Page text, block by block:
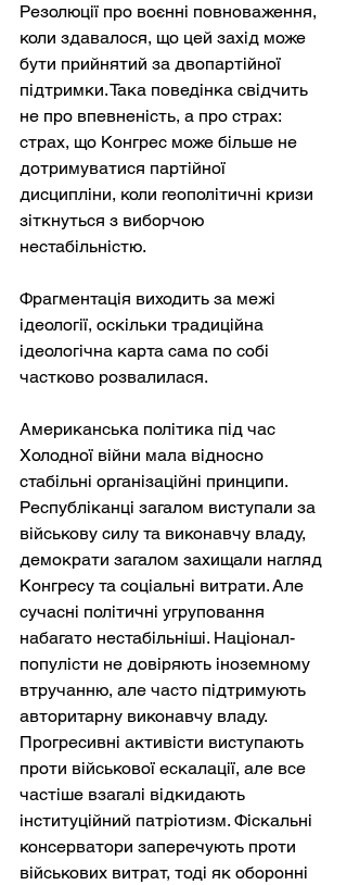
Резолюції про воєнні повноваження,
коли здавалося, що цей захід може
бути прийнятий за двопартійної
підтримки. Така поведінка свідчить
не про впевненість, а про страх:
страх, що Конгрес може більше не
дотримуватися партійної
дисципліни, коли геополітичні кризи
зіткнуться з виборчою
нестабільністю.
Фрагментація виходить за межі
ідеології, оскільки традиційна
ідеологічна карта сама по собі
частково розвалилася.
Американська політика під час
Холодної війни мала відносно
стабільні організаційні принципи.
Республіканці загалом виступали за
військову силу та виконавчу владу,
демократи загалом захищали нагляд
Конгресу та соціальні витрати. Але
сучасні політичні угруповання
набагато нестабільніші. Націонал-
популісти не довіряють іноземному
втручанню, але часто підтримують
авторитарну виконавчу владу.
Прогресивні активісти виступають
проти військової ескалації, але все
частіше взагалі відкидають
інституційний патріотизм. Фіскальні
консерватори заперечують проти
військових витрат, тоді як оборонні